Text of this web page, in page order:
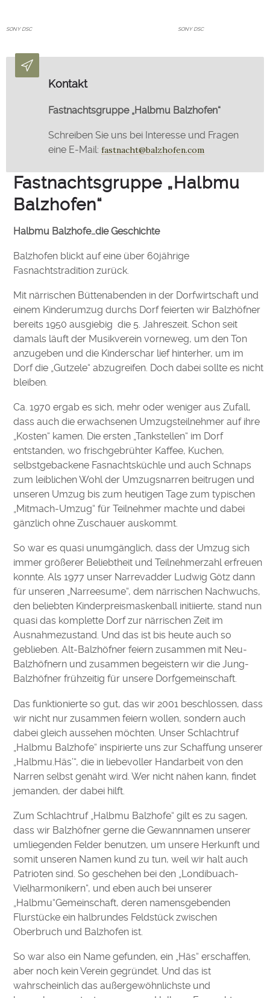
SONY DSC SONY DSC
Kontakt
Fastnachtsgruppe „Halbmu Balzhofen“
Schreiben Sie uns bei Interesse und Fragen
eine E-Mail: fastnacht@balzhofen.com
Fastnachtsgruppe „Halbmu
Balzhofen“
Halbmu Balzhofe…die Geschichte
Balzhofen blickt auf eine über 60jährige
Fasnachtstradition zurück.
Mit närrischen Büttenabenden in der Dorfwirtschaft und
einem Kinderumzug durchs Dorf feierten wir Balzhöfner
bereits 1950 ausgiebig die 5. Jahreszeit. Schon seit
damals läuft der Musikverein vorneweg, um den Ton
anzugeben und die Kinderschar lief hinterher, um im
Dorf die „Gutzele“ abzugreifen. Doch dabei sollte es nicht
bleiben.
Ca. 1970 ergab es sich, mehr oder weniger aus Zufall,
dass auch die erwachsenen Umzugsteilnehmer auf ihre
„Kosten“ kamen. Die ersten „Tankstellen“ im Dorf
entstanden, wo frischgebrühter Kaffee, Kuchen,
selbstgebackene Fasnachtsküchle und auch Schnaps
zum leiblichen Wohl der Umzugsnarren beitrugen und
unseren Umzug bis zum heutigen Tage zum typischen
„Mitmach-Umzug“ für Teilnehmer machte und dabei
gänzlich ohne Zuschauer auskommt.
So war es quasi unumgänglich, dass der Umzug sich
immer größerer Beliebtheit und Teilnehmerzahl erfreuen
konnte. Als 1977 unser Narrevadder Ludwig Götz dann
für unseren „Narreesume“, dem närrischen Nachwuchs,
den beliebten Kinderpreismaskenball initiierte, stand nun
quasi das komplette Dorf zur närrischen Zeit im
Ausnahmezustand. Und das ist bis heute auch so
geblieben. Alt-Balzhöfner feiern zusammen mit Neu-
Balzhöfnern und zusammen begeistern wir die Jung-
Balzhöfner frühzeitig für unsere Dorfgemeinschaft.
Das funktionierte so gut, das wir 2001 beschlossen, dass
wir nicht nur zusammen feiern wollen, sondern auch
dabei gleich aussehen möchten. Unser Schlachtruf
„Halbmu Balzhofe“ inspirierte uns zur Schaffung unserer
„Halbmu.Häs’“, die in liebevoller Handarbeit von den
Narren selbst genäht wird. Wer nicht nähen kann, findet
jemanden, der dabei hilft.
Zum Schlachtruf „Halbmu Balzhofe“ gilt es zu sagen,
dass wir Balzhöfner gerne die Gewannnamen unserer
umliegenden Felder benutzen, um unsere Herkunft und
somit unseren Namen kund zu tun, weil wir halt auch
Patrioten sind. So geschehen bei den „Londibuach-
Vielharmonikern“, und eben auch bei unserer
„Halbmu“Gemeinschaft, deren namensgebenden
Flurstücke ein halbrundes Feldstück zwischen
Oberbruch und Balzhofen ist.
So war also ein Name gefunden, ein „Häs“ erschaffen,
aber noch kein Verein gegründet. Und das ist
wahrscheinlich das außergewöhnlichste und